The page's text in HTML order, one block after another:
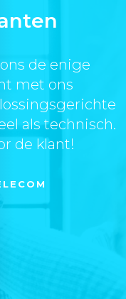
de enige
met ons
als technisch.
de klant!